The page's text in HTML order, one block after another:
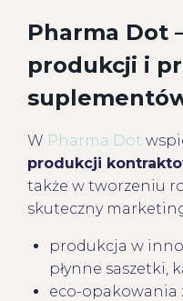
Pharma Dot
produkcji i
W Pharma Dot
produkcji
także w tworzeniu
skuteczny
produkcja w
płynne saszetki,
eco-opakowania